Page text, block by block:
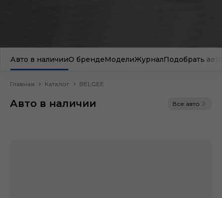
Авто в наличииО брендеМоделиЖурналПодобрать
Главная Каталог BELGEE
Авто в наличии Все авто